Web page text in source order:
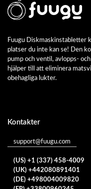
Fuugu Diskmaskinstabletter
platser du inte kan se! Den
pump och ventil, avlopps-
hjälper till att eliminera
obehagliga lukter.
Kontakter
support@fuugu.com
(US) +1 (337) 458-4009
(UK) +442080891401
(DE) +498004009820